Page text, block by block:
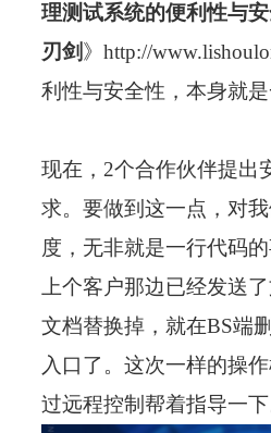
理测试系统的便利性与
刃剑》 http://
利性与安全性，本身就是
现在，2个合作伙伴提出
求。要做到这一点，对
度，无非就是一行代码的
上个客户那边已经发送
文档替换掉，就在BS端
入口了。这次一样的操
过远程控制帮着指导一下